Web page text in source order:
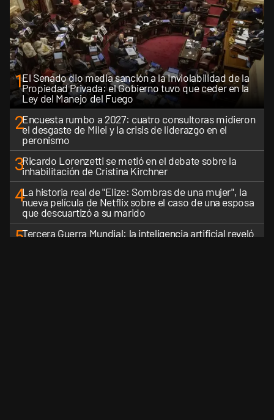
1El Senado dio media sanción a la Inviolabilidad de la
Propiedad Privada: el Gobierno tuvo que ceder en la
Ley del Manejo del Fuego
2Encuesta rumbo a 2027: cuatro consultoras midieron
el desgaste de Milei y la crisis de liderazgo en el
peronismo
3Ricardo Lorenzetti se metió en el debate sobre la
inhabilitación de Cristina Kirchner
4La historia real de "Elize: Sombras de una mujer", la
nueva película de Netflix sobre el caso de una esposa
que descuartizó a su marido
5Tercera Guerra Mundial: la inteligencia artificial reveló